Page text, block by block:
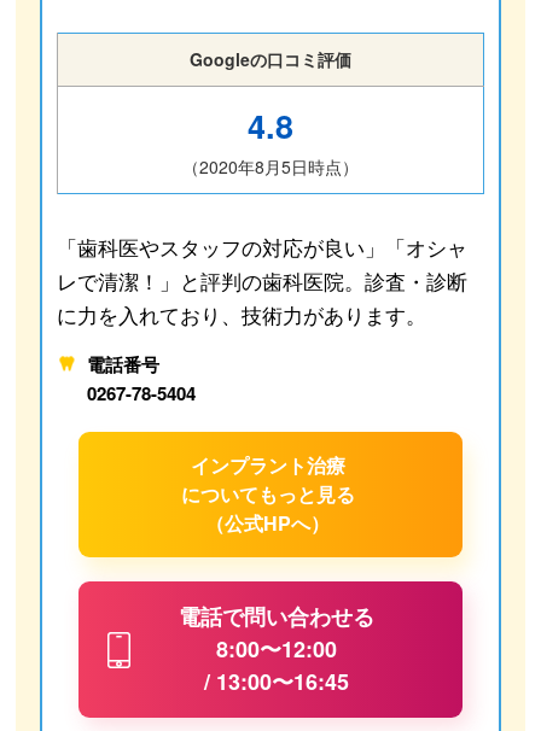
Googleの口コミ評価
4.8
（2020年8月5日時点）
「歯科医やスタッフの対応が良い」「オシャ
レで清潔！」と評判の歯科医院。診査・診断
に力を入れており、技術力があります。
電話番号
0267-78-5404
インプラント治療
についてもっと見る
（公式HPへ）
電話で問い合わせる
8:00〜12:00
/ 13:00〜16:45